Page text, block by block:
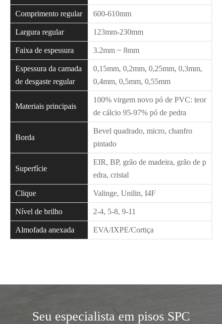
Comprimento regular 600-610mm
Largura regular 123mm-230mm
Faixa de espessura 3.2mm ~ 8mm
Espessura da camada
de desgaste regular
0,15mm, 0,2mm, 0,25mm, 0,3mm,
0,4mm, 0,5mm, 0,55mm
Materiais principais
100% virgem novo pó de PVC: teor
de cálcio 95-97% pó de pedra
Borda
Bevel quadrado, micro, chanfro
pintado
Superfície
EIR, BP, grão de madeira, grão de p
edra, cristal
Clique Valinge, Unilin, I4F
Nível de brilho 2-4, 5-8, 9-11
Almofada anexada EVA/IXPE/Cortiça
Seu especialista em pisos SPC